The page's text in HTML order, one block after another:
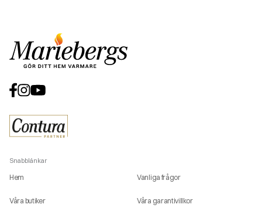
Snabblänkar
Hem
Våra butiker
Vanliga frågor
Våra garantivillkor